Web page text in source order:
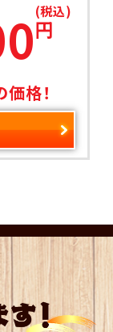
円
(税込)
格！